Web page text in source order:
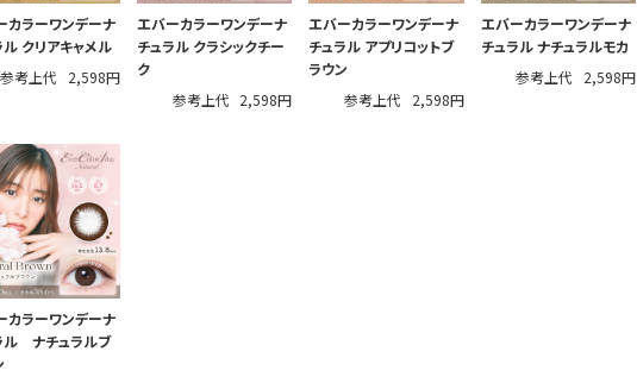
カラーワンデーナ
ル クリアキャメル
参考上代
2,598円
エバーカラーワンデーナ
チュラル クラシックチー
ク
参考上代 2,598円
エバーカラーワンデーナ
チュラル アプリコットブ
ラウン
参考上代
2,598円
エバーカラーワンデーナ
チュラル ナチュラルモカ
参考上代
2,598円
カラーワンデーナ
ル ナチュラルブ